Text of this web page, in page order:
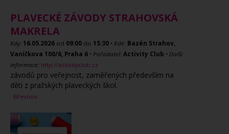
PLAVECKÉ ZÁVODY STRAHOVSKÁ
MAKRELA
Kdy: 16.05.2026 od 09:00 do 15:30 • Kde: Bazén Strahov,
Vaníčkova 100/6, Praha 6 • Pořadatel: Activity Club • Další
informace: http://activityclub.cz
závodů pro veřejnost, zaměřených především na
děti z pražských plaveckých škol.
Břevnov